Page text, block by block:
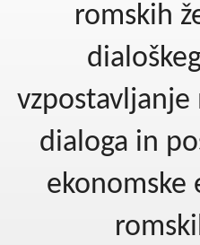
Seznam projektovromskih
dialoga in
ekonomske